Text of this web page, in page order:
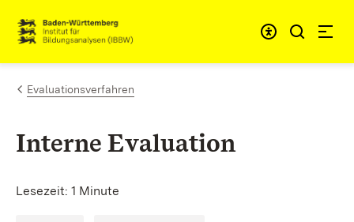
Zum Inhalt springen
Link zur Startseite
Evaluationsverfahren
Interne Evaluation
Lesezeit: 1 Minute